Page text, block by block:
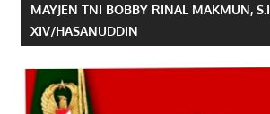
MAYJEN TNI BOBBY RINAL MAKMUN,
XIV/HASANUDDIN